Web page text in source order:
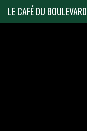
LE CAFÉ DU BOULEVARD